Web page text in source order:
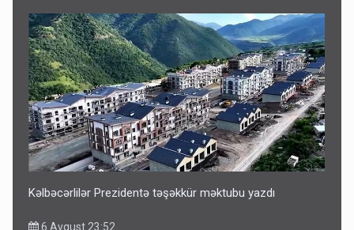
ŞOK! David Seliverstov ölkədən qaçdı
6 Avqust 14:14
Kəlbəcərlilər Prezidentə təşəkkür məktubu yazdı
6 Avqust 23:52